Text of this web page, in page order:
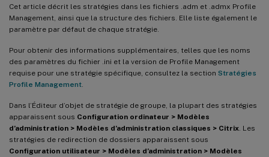
Cet article décrit les stratégies dans les fichiers .adm et .admx Profile
Management, ainsi que la structure des fichiers. Elle liste également le
paramètre par défaut de chaque stratégie.
Pour obtenir des informations supplémentaires, telles que les noms
des paramètres du fichier .ini et la version de Profile Management
requise pour une stratégie spécifique, consultez la section Stratégies
Profile Management
Dans l’Éditeur d’objet de stratégie de groupe, la plupart des stratégies
apparaissent sous Configuration ordinateur > Modèles
d’administration > Modèles d’administration classiques > Citrix . Les
stratégies de redirection de dossiers apparaissent sous
Configuration utilisateur > Modèles d’administration > Modèles